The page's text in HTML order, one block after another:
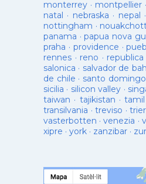
monterrey · montpellier ·
natal · nebraska · nepal ·
nottingham ·
panama ·papua nova
praha · providence ·
rennes · reno ·
salonica · salvador de
de chile · santo domingo
sicilia · silicon valley ·
taiwan · tajikistan ·
transilvania ·treviso ·trier
vasterbotten ·venezia ·
xipre · york · zanzibar ·